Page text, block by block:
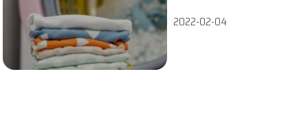
2022-02-04